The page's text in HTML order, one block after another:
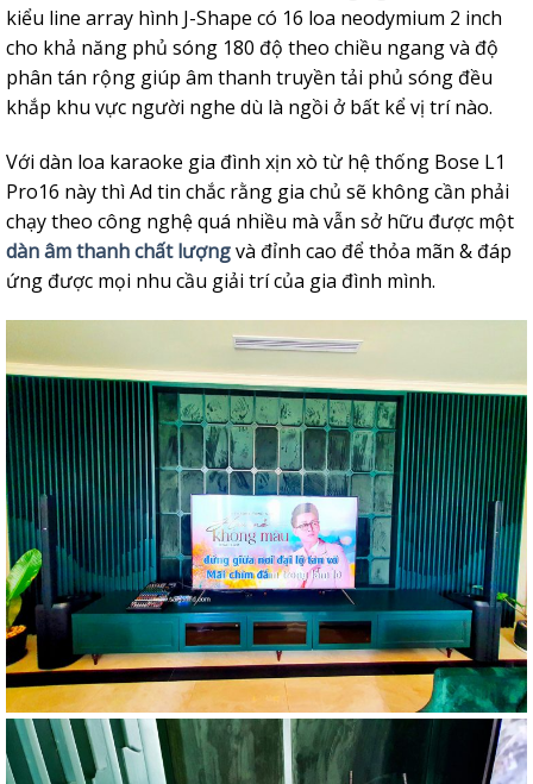
kiểu line array hình J-Shape có 16 loa neodymium 2 inch
cho khả năng phủ sóng 180 độ theo chiều ngang và độ
phân tán rộng giúp âm thanh truyền tải phủ sóng đều
khắp khu vực người nghe dù là ngồi ở bất kể vị trí nào.
Với dàn loa karaoke gia đình xịn xò từ hệ thống Bose L1
Pro16 này thì Ad tin chắc rằng gia chủ sẽ không cần phải
chạy theo công nghệ quá nhiều mà vẫn sở hữu được một
dàn âm thanh chất lượngvà đỉnh cao để thỏa mãn & đáp
ứng được mọi nhu cầu giải trí của gia đình mình.